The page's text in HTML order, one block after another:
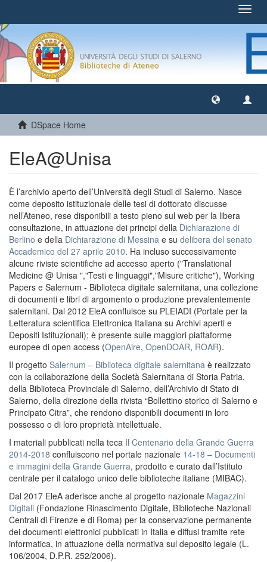
DSpace Home
EleA@Unisa
È l’archivio aperto dell’Università degli Studi di Salerno. Nasce
come deposito istituzionale delle tesi di dottorato discusse
nell’Ateneo, rese disponibili a testo pieno sul web per la libera
consultazione, in attuazione dei principi della Dichiarazione di
Berlino e della Dichiarazione di Messina e su delibera del senato
Accademico del 27 aprile 2010. Ha incluso successivamente
alcune riviste scientifiche ad accesso aperto ("Translational
Medicine @ Unisa ","Testi e linguaggi","Misure critiche"), Working
Papers e Salernum - Biblioteca digitale salernitana, una collezione
di documenti e libri di argomento o produzione prevalentemente
salernitani. Dal 2012 EleA confluisce su PLEIADI (Portale per la
Letteratura scientifica Elettronica Italiana su Archivi aperti e
Depositi Istituzionali); è presente sulle maggiori piattaforme
europee di open access (OpenAire, OpenDOAR, ROAR).
Il progetto Salernum – Biblioteca digitale salernitana è realizzato
con la collaborazione della Società Salernitana di Storia Patria,
della Biblioteca Provinciale di Salerno, dell’Archivio di Stato di
Salerno, della direzione della rivista “Bollettino storico di Salerno e
Principato Citra”, che rendono disponibili documenti in loro
possesso o di loro proprietà intellettuale.
I materiali pubblicati nella teca Il Centenario della Grande Guerra
2014-2018 confluiscono nel portale nazionale 14-18 – Documenti
e immagini della Grande Guerra, prodotto e curato dall’Istituto
centrale per il catalogo unico delle biblioteche italiane (MIBAC).
Dal 2017 EleA aderisce anche al progetto nazionale Magazzini
Digitali (Fondazione Rinascimento Digitale, Biblioteche Nazionali
Centrali di Firenze e di Roma) per la conservazione permanente
dei documenti elettronici pubblicati in Italia e diffusi tramite rete
informatica, in attuazione della normativa sul deposito legale (L.
106/2004, D.P.R. 252/2006).